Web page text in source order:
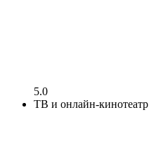
5.0
ТВ и онлайн-кинотеатр